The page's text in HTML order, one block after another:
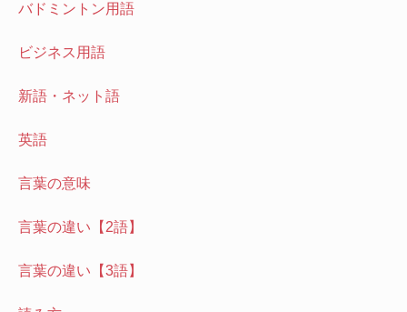
バドミントン用語
ビジネス用語
新語・ネット語
英語
言葉の意味
言葉の違い【2語】
言葉の違い【3語】